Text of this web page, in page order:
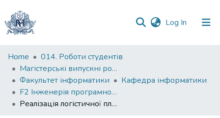
Log In (current)
Communities
&
Collections
All of DSpace
Home
014. Роботи студентів
Магістерські випускні роботи
Факультет інформатики
Кафедра інформатики
F2 Інженерія програмного забезпечення
Реалізація логістичної платформи на базі Android для управління доставкою посилок протягом однієї доби